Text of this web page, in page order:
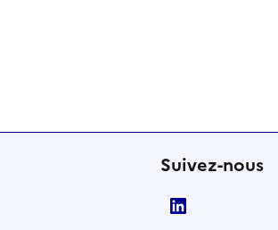
Suivez-nous